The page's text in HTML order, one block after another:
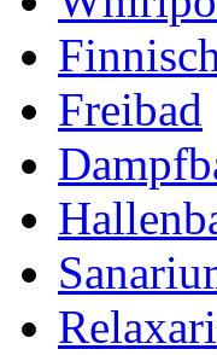
Freibad